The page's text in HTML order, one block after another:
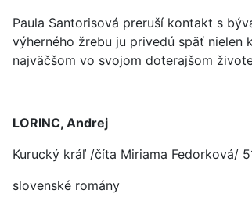
Paula Santorisová preruší kontakt s
výherného žrebu ju privedú späť
najväčšom vo svojom doterajšom
LORINC, Andrej
Kurucký kráľ /číta Miriama Fedorková/
slovenské romány